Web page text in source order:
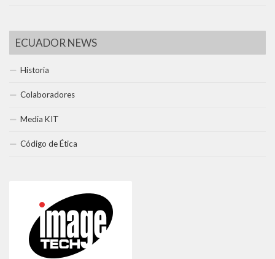
ECUADOR NEWS
Historia
Colaboradores
Media KIT
Código de Ética